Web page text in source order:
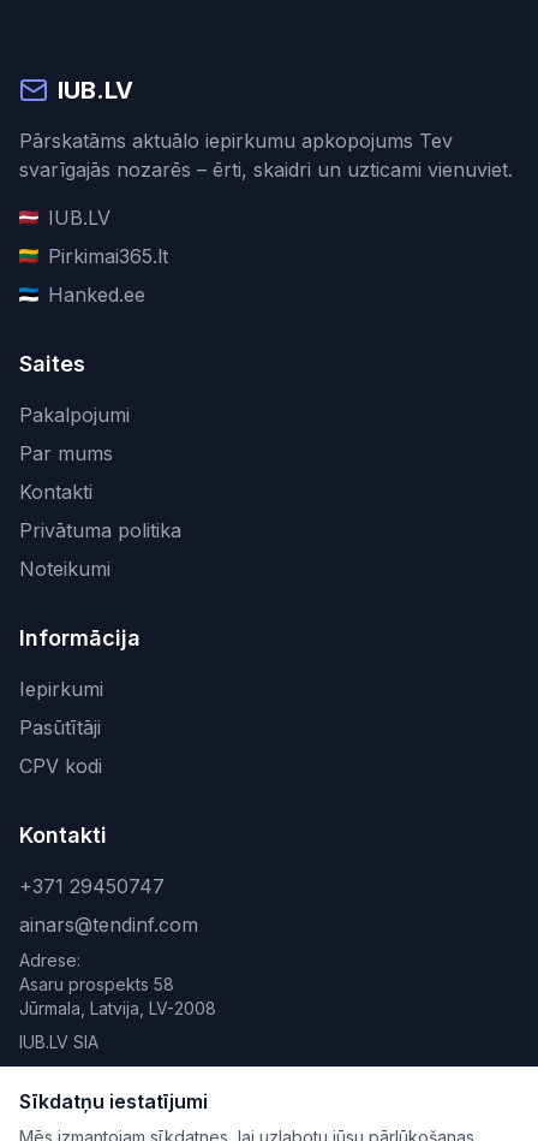
IUB.LV
Pārskatāms aktuālo iepirkumu apkopojums Tev
svarīgajās nozarēs – ērti, skaidri un uzticami vienuviet.
IUB.LV
Pirkimai365.lt
Hanked.ee
Saites
Pakalpojumi
Par mums
Kontakti
Privātuma politika
Noteikumi
Informācija
Iepirkumi
Pasūtītāji
CPV kodi
Kontakti
+371 29450747
ainars@tendinf.com
Adrese:
Asaru prospekts 58
Jūrmala, Latvija, LV-2008
IUB.LV SIA
Sīkdatņu iestatījumi
Mēs izmantojam sīkdatnes, lai uzlabotu jūsu pārlūkošanas